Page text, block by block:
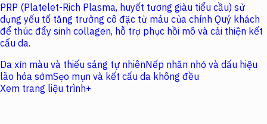
PRP (Platelet-Rich Plasma, huyết tương giàu tiểu cầu) sử
dụng yếu tố tăng trưởng cô đặc từ máu của chính Quý khách
để thúc đẩy sinh collagen, hỗ trợ phục hồi mô và cải thiện kết
cấu da.
Da xỉn màu và thiếu sáng tự nhiênNếp nhăn nhỏ và dấu hiệu
lão hóa sớmSẹo mụn và kết cấu da không đều
Xem trang liệu trình+